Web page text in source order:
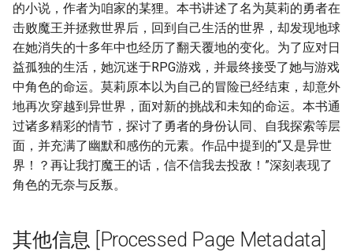
的小说，作者为咱家的某狸。本书讲述了名为莫莉的勇者在
击败魔王并拯救世界后，回到自己生活的世界，却发现地球
在她消失的十多年中也经历了翻天覆地的变化。为了应对日
益孤独的生活，她沉迷于RPG游戏，并最终接受了她与游戏
中角色的命运。莫莉原本以为自己的冒险已经结束，却意外
地再次穿越到异世界，面对新的挑战和未知的命运。本书通
过诸多精彩的情节，探讨了勇者的身份认同、自我探索等层
面，并充满了幽默和感伤的元素。作品中提到的“又是异世
界！？再让我打魔王的话，信不信我去投敌！”深刻表现了
角色的无奈与反叛。
其他信息 [Processed Page Metadata]